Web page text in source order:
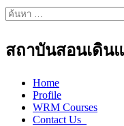
ค้นหา
สถาบันสอนเดิน
Home
Profile
WRM Courses
Contact Us_